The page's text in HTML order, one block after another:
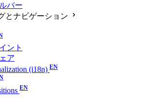
バー
とナビゲーション
ント
ア
(i18n)